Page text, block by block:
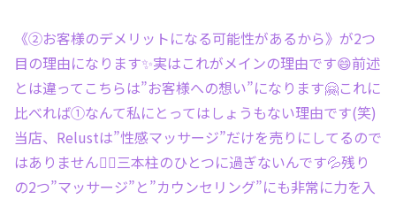
《②お客様のデメリットになる可能性があるから》が2つ
目の理由になります✨実はこれがメインの理由です😄前述
とは違ってこちらは”お客様への想い”になります🤗これに
比べれば①なんて私にとってはしょうもない理由です(笑)
当店、Relustは”性感マッサージ”だけを売りにしてるので
はありません🙅‍♂️三本柱のひとつに過ぎないんです💦残り
の2つ”マッサージ”と”カウンセリング”にも非常に力を入